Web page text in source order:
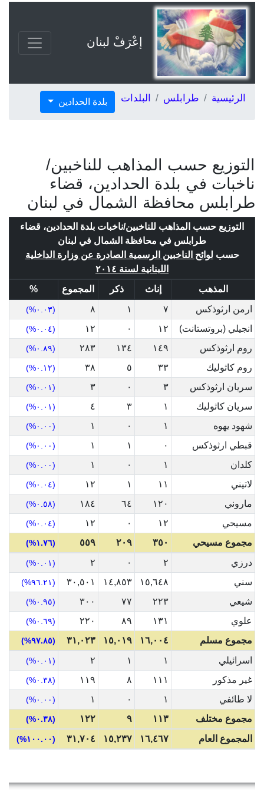
إعْرَفْ لبنان
الرئيسية طرابلس البلدات بلدة الحدادين
التوزيع حسب المذاهب للناخبين/
ناخبات في بلدة الحدادين، قضاء
طرابلس محافظة الشمال في لبنان
التوزيع حسب المذاهب للناخبين/ناخبات بلدة الحدادين، قضاء
طرابلس في محافظة الشمال في لبنان
حسب لوائح الناخبين الرسمية الصادرة عن وزارة الداخلية
اللبنانية لسنة ٢٠١٤
المذهب
إناث ذكر المجموع
%
ارمن ارثوذكس
٧ ١ ٨ (٠.٠٣%)
انجيلي (بروتستانت) ١٢ ٠ ١٢ (٠.٠٤%)
روم ارثوذكس ١٤٩ ١٣٤ ٢٨٣ (٠.٨٩%)
روم كاثوليك ٣٣ ٥ ٣٨ (٠.١٢%)
سريان ارثوذكس ٣ ٠ ٣ (٠.٠١%)
سريان كاثوليك ١ ٣ ٤ (٠.٠١%)
شهود يهوه ١ ٠ ١ (٠.٠٠%)
قبطي ارثوذكس ٠ ١ ١ (٠.٠٠%)
كلدان ١ ٠ ١ (٠.٠٠%)
لاتيني ١١ ١ ١٢ (٠.٠٤%)
ماروني ١٢٠ ٦٤ ١٨٤ (٠.٥٨%)
مسيحي ١٢ ٠ ١٢ (٠.٠٤%)
مجموع مسيحي ٣٥٠ ٢٠٩ ٥٥٩ (١.٧٦%)
درزي ٢ ٠ ٢ (٠.٠١%)
سني ١٥,٦٤٨ ١٤,٨٥٣ ٣٠,٥٠١ (٩٦.٢١%)
شيعي ٢٢٣ ٧٧ ٣٠٠ (٠.٩٥%)
علوي ١٣١ ٨٩ ٢٢٠ (٠.٦٩%)
مجموع مسلم ١٦,٠٠٤ ١٥,٠١٩ ٣١,٠٢٣ (٩٧.٨٥%)
اسرائيلي ١ ١ ٢ (٠.٠١%)
غير مذكور ١١١ ٨ ١١٩ (٠.٣٨%)
لا طائفي ١ ٠ ١ (٠.٠٠%)
مجموع مختلف ١١٣ ٩ ١٢٢ (٠.٣٨%)
المجموع العام ١٦,٤٦٧ ١٥,٢٣٧ ٣١,٧٠٤ (١٠٠.٠٠%)